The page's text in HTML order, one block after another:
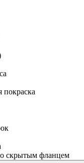
покраска
скрытым фланцем